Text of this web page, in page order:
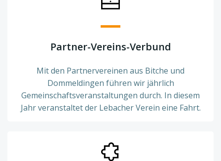
Partner-Vereins-Verbund
Mit den Partnervereinen aus Bitche und
Dommeldingen führen wir jährlich
Gemeinschaftsveranstaltungen durch. In diesem
Jahr veranstaltet der Lebacher Verein eine Fahrt.